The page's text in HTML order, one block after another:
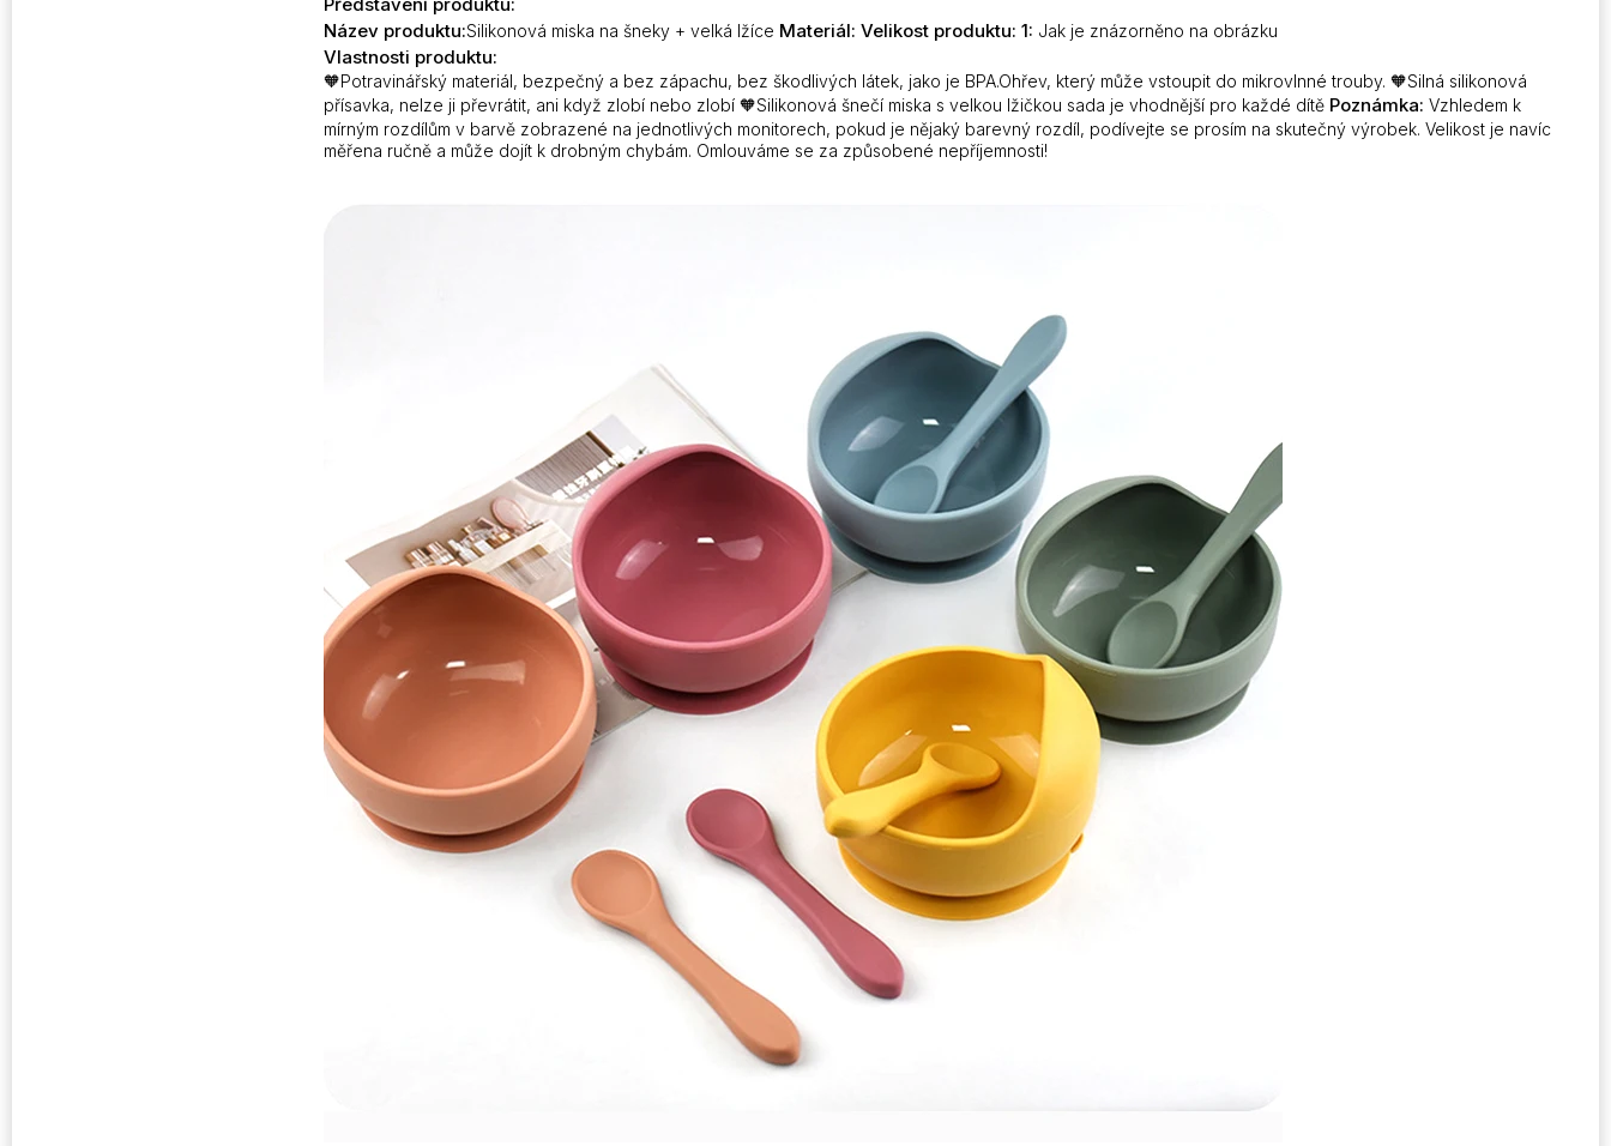
Název produktu:Silikonová miska na šneky + velká lžíce Materiál: Velikost produktu: 1: Jak je znázorněno na obrázku
Vlastnosti produktu:
🧡Potravinářský materiál, bezpečný a bez zápachu, bez škodlivých látek, jako je BPA.Ohřev, který může vstoupit do mikrovlnné trouby. 🧡Silná silikonová
přísavka, nelze ji převrátit, ani když zlobí nebo zlobí 🧡Silikonová šnečí miska s velkou lžičkou sada je vhodnější pro každé dítě Poznámka: Vzhledem k
mírným rozdílům v barvě zobrazené na jednotlivých monitorech, pokud je nějaký barevný rozdíl, podívejte se prosím na skutečný výrobek. Velikost je navíc
měřena ručně a může dojít k drobným chybám. Omlouváme se za způsobené nepříjemnosti!